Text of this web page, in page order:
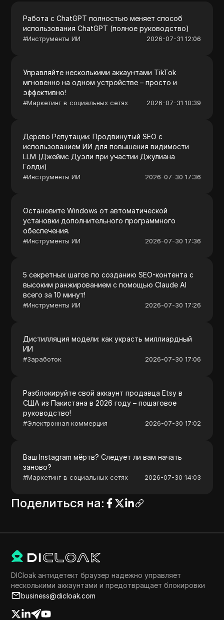
Работа с ChatGPT полностью меняет способ
использования ChatGPT (полное руководство)
#Инструменты ИИ 2026-07-31 12:06
Управляйте несколькими аккаунтами TikTok
мгновенно на одном устройстве – просто и
эффективно!
#Маркетинг в социальных сетях 2026-07-31 10:39
Дерево Репутации: Продвинутый SEO с
использованием ИИ для повышения видимости
LLM (Джеймс Дуэли при участии Джулиана
Голди)
#Инструменты ИИ 2026-07-30 17:36
Остановите Windows от автоматической
установки дополнительного программного
обеспечения.
#Инструменты ИИ 2026-07-30 17:36
5 секретных шагов по созданию SEO-контента с
высоким ранжированием с помощью Claude AI
всего за 10 минут!
#Инструменты ИИ 2026-07-30 17:26
Дистилляция модели: как украсть миллиардный
ИИ
#Заработок 2026-07-30 17:06
Разблокируйте свой аккаунт продавца Etsy в
США из Пакистана в 2026 году – пошаговое
руководство!
#Электронная коммерция 2026-07-30 17:02
Ваш Instagram мёртв? Следует ли вам начать
заново?
#Маркетинг в социальных сетях 2026-07-30 14:03
Поделиться на:
DICloak антидетект браузер надежно управляет
несколькими аккаунтами и предотвращает блокировки
business@dicloak.com